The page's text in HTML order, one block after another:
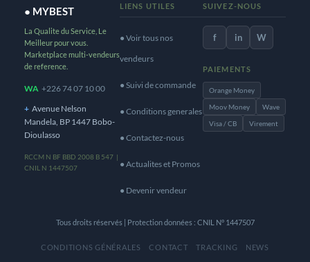
● MYBEST
La Qualite du Service, Le
Meilleur pour vous.
Marketplace multi-vendeurs
de reference.
WA +226 74 07 10 00
+ Avenue Nelson
Mandela, BP 1447 Bobo-
Dioulasso
RCCM N BF BBD 2008 B 547 |
CNIL N 1447507
LIENS UTILES
● Voir tous nos
vendeurs
● Suivi de commande
● Conditions generales
● Contactez-nous
● Actualites et Promos
● Devenir vendeur
SUIVEZ-NOUS
f in W
PAIEMENTS
Orange Money
Moov Money
Wave
Visa / CB
Virement
Tous droits réservés | Protection données : CNIL N° 1447507
CONDITIONS GÉNÉRALES CONTACT TRACKING
NEWS